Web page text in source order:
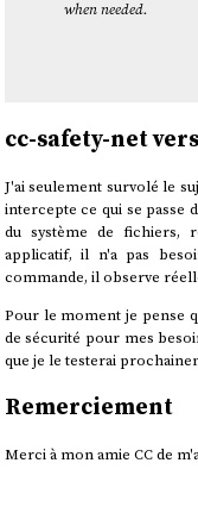
when needed.
cc-safety-net
J'ai seulement survolé le
intercepte ce qui se passe
du système de fichiers,
applicatif, il n'a pas
commande, il observe
Pour le moment je pense
de sécurité pour mes
que je le testerai
Remerciement
Merci à mon amie CC de